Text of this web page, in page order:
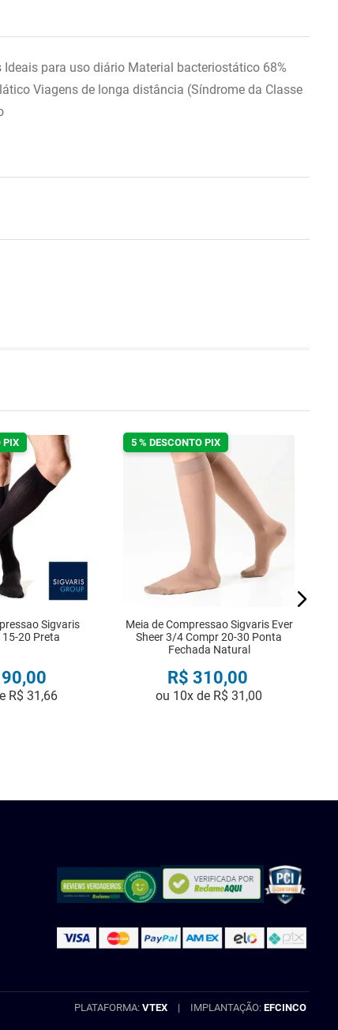
para uso diário Material bacteriostático 68%
Viagens de longa distância (Síndrome da Classe
PIX
Sigvaris
15-20 Preta
,00
R$ 31 ,66
5 % DESCONTO PIX
Meia de Compressao Sigvaris Ever
Sheer 3/4 Compr 20-30 Ponta
Fechada Natural
R$ 310,00
ou 10x de R$ 31 ,00
PLATAFORMA: VTEX | IMPLANTAÇÃO: EFCINCO